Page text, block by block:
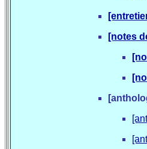
[notes